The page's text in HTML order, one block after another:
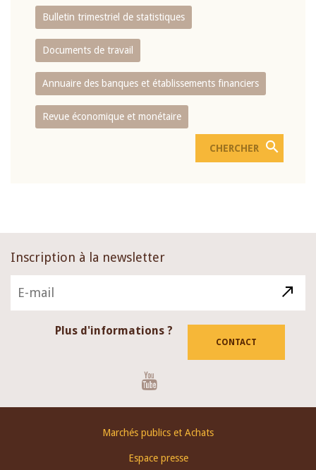
Bulletin trimestriel de statistiques
Documents de travail
Annuaire des banques et établissements financiers
Revue économique et monétaire
Inscription à la newsletter
Plus d'informations ?
CONTACT
Marchés publics et Achats
Espace presse